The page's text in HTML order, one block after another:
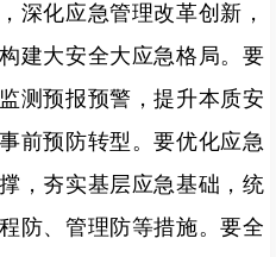
深化应急管理改革创新，
建大安全大应急格局。要
测预报预警，提升本质安
前预防转型。要优化应急
，夯实基层应急基础，统
防、管理防等措施。要全